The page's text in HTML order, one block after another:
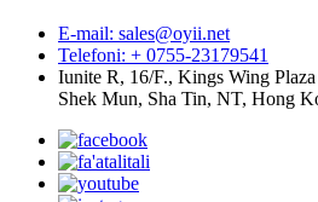
E-mail: sales@oyii.net
Telefoni: + 0755-23179541
Iunite R, 16/F., Kings Wing
Shek Mun, Sha Tin, NT, Hong